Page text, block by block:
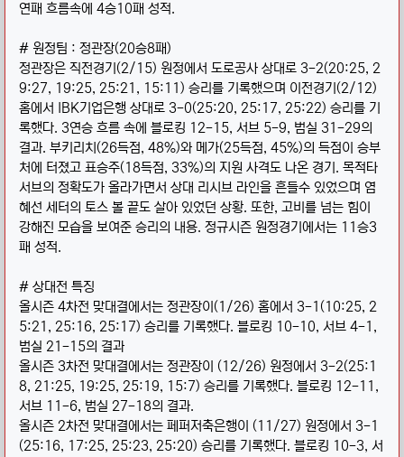
연패 흐름속에 4승10패 성적.
# 원정팀 : 정관장(20승8패)
정관장은 직전경기(2/15) 원정에서 도로공사 상대로 3-2(20:25, 2
9:27, 19:25, 25:21, 15:11) 승리를 기록했으며 이전경기(2/12)
홈에서 IBK기업은행 상대로 3-0(25:20, 25:17, 25:22) 승리를 기
록했다. 3연승 흐름 속에 블로킹 12-15, 서브 5-9, 범실 31-29의
결과. 부키리치(26득점, 48%)와 메가(25득점, 45%)의 득점이 승부
처에 터졌고 표승주(18득점, 33%)의 지원 사격도 나온 경기. 목적타
서브의 정확도가 올라가면서 상대 리시브 라인을 흔들수 있었으며 염
혜선 세터의 토스 볼 끝도 살아 있었던 상황. 또한, 고비를 넘는 힘이
강해진 모습을 보여준 승리의 내용. 정규시즌 원정경기에서는 11승3
패 성적.
# 상대전 특징
올시즌 4차전 맞대결에서는 정관장이(1/26) 홈에서 3-1(10:25, 2
5:21, 25:16, 25:17) 승리를 기록했다. 블로킹 10-10, 서브 4-1,
범실 21-15의 결과
올시즌 3차전 맞대결에서는 정관장이 (12/26) 원정에서 3-2(25:1
8, 21:25, 19:25, 25:19, 15:7) 승리를 기록했다. 블로킹 12-11,
서브 11-6, 범실 27-18의 결과.
올시즌 2차전 맞대결에서는 페퍼저축은행이 (11/27) 원정에서 3-1
(25:16, 17:25, 25:23, 25:20) 승리를 기록했다. 블로킹 10-3, 서